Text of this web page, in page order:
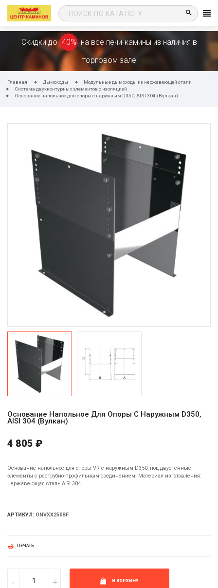
search
Скидки до 40% на все печи-камины из наличия в
торговом зале
Главная Дымоходы
Модульные дымоходы из нержавеющей стали
Система двухконтурных элементов с изоляцией
Основание напольное для опоры c наружным D350, AISI 304 (Вулкан)
Основание Напольное Для Опоры C Наружным D350,
AISI 304 (Вулкан)
4 805 ₽
Основание напольное для опоры VR c наружным D350, под двустенные
элементы с раструбно-профильным соединением. Материал изготовления:
нержавеющая сталь AISI 304.
АРТИКУЛ: ONVXX250BF
ПЕЧАТЬ
В КОРЗИНУ